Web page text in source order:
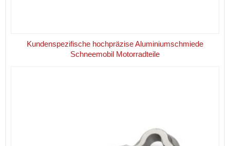
Kundenspezifische hochpräzise Aluminiumschmiede
Schneemobil Motorradteile